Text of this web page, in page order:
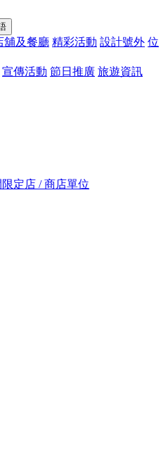
舖及餐廳 精彩活動 設計號外 位
宣傳活動 節日推廣 旅遊資訊
定店 / 商店單位